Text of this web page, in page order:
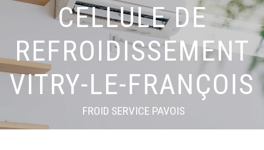
CELLULE DE
REFROIDISSEMENT
VITRY-LE-FRANÇOIS
FROID SERVICE PAVOIS